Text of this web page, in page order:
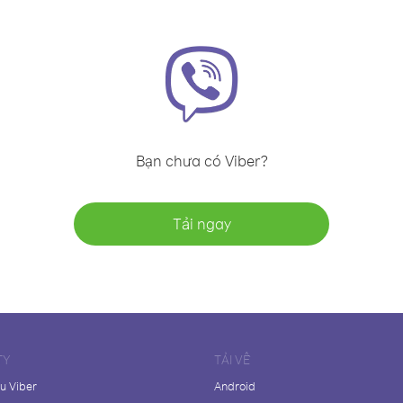
Bạn chưa có Viber?
Tải ngay
Viber
TẢI VỀ
Android